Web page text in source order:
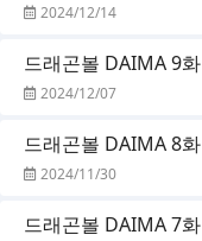
2024/12/14
드래곤볼 DAIMA 9화
2024/12/07
드래곤볼 DAIMA 8화
2024/11/30
드래곤볼 DAIMA 7화